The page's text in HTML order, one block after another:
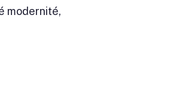
modernité,